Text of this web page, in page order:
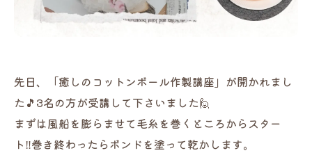
先日、「癒しのコットンボール作製講座」が開かれまし
た🎵3名の方が受講して下さいました🙋
まずは風船を膨らませて毛糸を巻くところからスター
ト‼️巻き終わったらボンドを塗って乾かします。